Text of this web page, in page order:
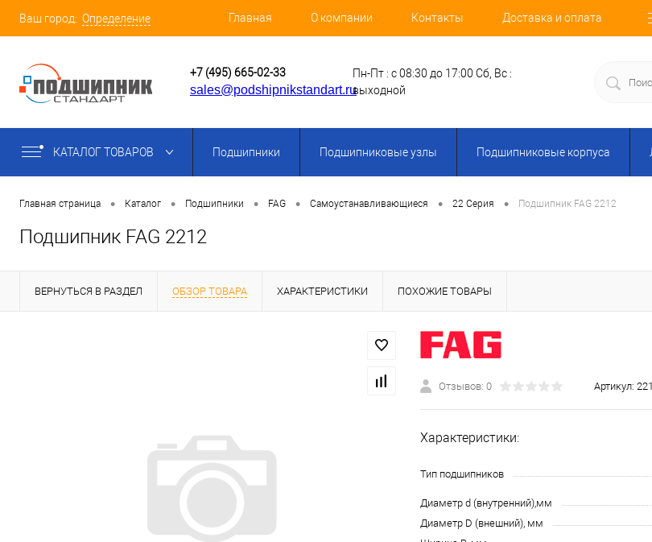
Ваш город: Определение Главная О компании Контакты Доставка и оплата
+7 (495) 665-02-33
sales@podshipnikstandart.ru
Пн-Пт : с 08:30 до 17:00 Сб, Вс :
выходной
КАТАЛОГ ТОВАРОВ Подшипники Подшипниковые узлы Подшипниковые корпуса
Главная страница • Каталог • Подшипники • FAG • Самоустанавливающиеся • 22 Серия • Подшипник FAG 2212
Подшипник FAG 2212
ВЕРНУТЬСЯ В РАЗДЕЛ ОБЗОР ТОВАРА ХАРАКТЕРИСТИКИ ПОХОЖИЕ ТОВАРЫ
Отзывов: 0 Артикул:
Характеристики:
Тип подшипников
Диаметр d (внутренний),мм
Диаметр D (внешний), мм